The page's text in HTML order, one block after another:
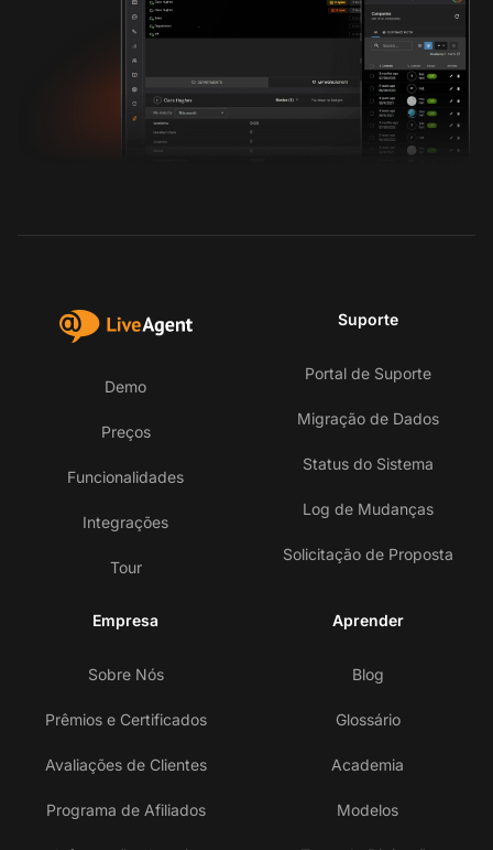
Demo
Preços
Funcionalidades
Integrações
Tour
Suporte
Portal de Suporte
Migração de Dados
Status do Sistema
Log de Mudanças
Solicitação de Proposta
Empresa
Sobre Nós
Prêmios e Certificados
Avaliações de Clientes
Programa de Afiliados
Aprender
Blog
Glossário
Academia
Modelos